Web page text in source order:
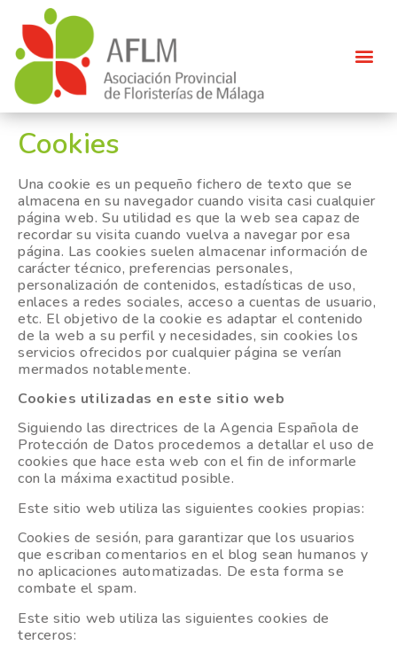
Cookies
Una cookie es un pequeño fichero de texto que se
almacena en su navegador cuando visita casi cualquier
página web. Su utilidad es que la web sea capaz de
recordar su visita cuando vuelva a navegar por esa
página. Las cookies suelen almacenar información de
carácter técnico, preferencias personales,
personalización de contenidos, estadísticas de uso,
enlaces a redes sociales, acceso a cuentas de usuario,
etc. El objetivo de la cookie es adaptar el contenido
de la web a su perfil y necesidades, sin cookies los
servicios ofrecidos por cualquier página se verían
mermados notablemente.
Cookies utilizadas en este sitio web
Siguiendo las directrices de la Agencia Española de
Protección de Datos procedemos a detallar el uso de
cookies que hace esta web con el fin de informarle
con la máxima exactitud posible.
Este sitio web utiliza las siguientes cookies propias:
Cookies de sesión, para garantizar que los usuarios
que escriban comentarios en el blog sean humanos y
no aplicaciones automatizadas. De esta forma se
combate el spam.
Este sitio web utiliza las siguientes cookies de
terceros: